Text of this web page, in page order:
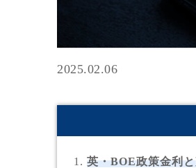
2025.02.06
英・BOE政策金利